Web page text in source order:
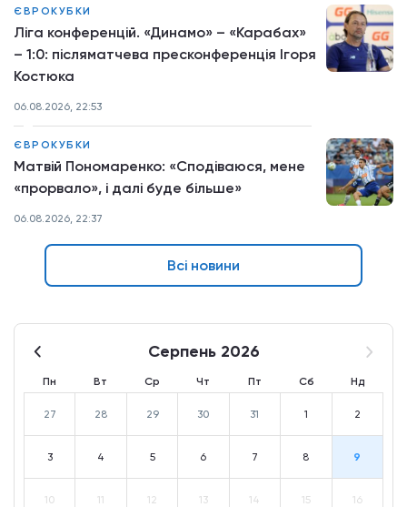
ЄВРОКУБКИ
Ліга конференцій. «Динамо» – «Карабах»
– 1:0: післяматчева пресконференція Ігоря
Костюка
06.08.2026, 22:53
ЄВРОКУБКИ
Матвій Пономаренко: «Сподіваюся, мене
«прорвало», і далі буде більше»
06.08.2026, 22:37
Всі новини
Серпень 2026
Пн Вт Ср Чт Пт Сб Нд
27 28 29 30 31 1 2
3 4 5 6 7 8 9
10 11 12 13 14 15 16